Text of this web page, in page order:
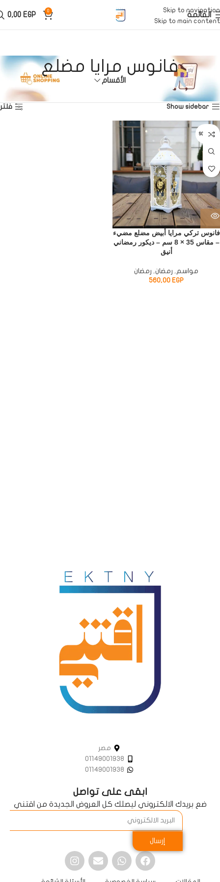
Skip to navigation
Skip to main content
القائمة 0
0,00 EGP
فانوس مرايا مضلع
الأقسام
الرئيسية منتجات تحت الوسم “فانوس مرايا مضلع” عرض النتيجة الوحيدة
Show sidebar فلتر
SOLD OUT
فانوس تركي مرايا أبيض مضلع مضيء
– مقاس 35 × 8 سم – ديكور رمضاني
أنيق
مواسم, رمضان, رمضان
560,00 EGP
مصر
01149001938
01149001938
ابقى على تواصل
ضع بريدك الالكتروني ليصلك كل العروض الجديدة من اقتني
إرسال